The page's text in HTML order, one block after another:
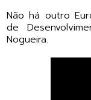
Não há outro
de
Nogueira.